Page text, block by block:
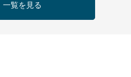
後6時30分（6時開場）全席指定
円 当日4,000円
一覧を見る